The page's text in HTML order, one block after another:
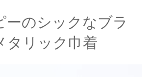
ーのシックなブラ
タリック巾着